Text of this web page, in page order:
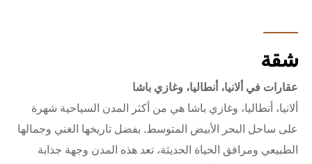
شقة
عقارات في ألانيا، أنطاليا، وغازي باشا
ألانيا، أنطاليا، وغازي باشا هي من أكثر المدن السياحية شهرة
على ساحل البحر الأبيض المتوسط. بفضل تاريخها الغني وجمالها
الطبيعي ومرافق الحياة الحديثة، تعد هذه المدن وجهة جذابة